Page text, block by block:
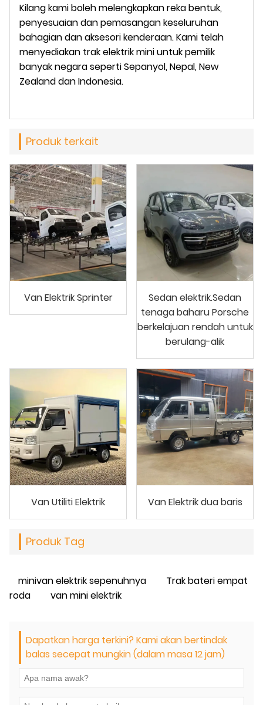
Kilang kami boleh melengkapkan reka bentuk,
penyesuaian dan pemasangan keseluruhan
bahagian dan aksesori kenderaan. Kami telah
menyediakan trak elektrik mini untuk pemilik
banyak negara seperti Sepanyol, Nepal, New
Zealand dan Indonesia.
Produk terkait
Van Elektrik Sprinter
Sedan elektrik.Sedan
tenaga baharu Porsche
berkelajuan rendah untuk
berulang-alik
Van Utiliti Elektrik Van Elektrik dua baris
Produk Tag
minivan elektrik sepenuhnya
Trak bateri empat
roda
van mini elektrik
Dapatkan harga terkini? Kami akan bertindak
balas secepat mungkin (dalam masa 12 jam)